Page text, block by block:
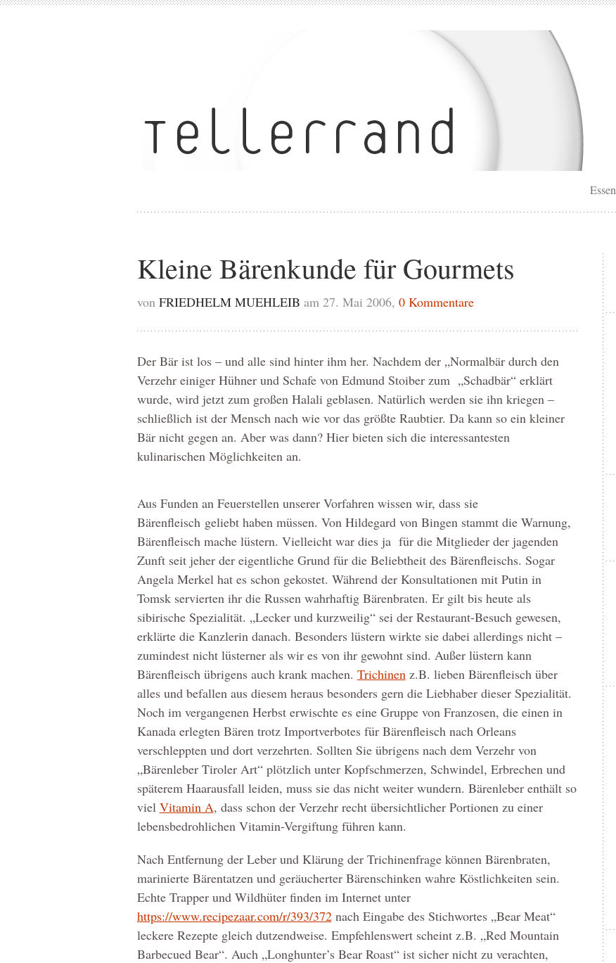
Essen
Kleine Bärenkunde für Gourmets
von FRIEDHELM MUEHLEIB am 27. Mai 2006, 0 Kommentare
Der Bär ist los – und alle sind hinter ihm her. Nachdem der „Normalbär durch den
Verzehr einiger Hühner und Schafe von Edmund Stoiber zum „Schadbär“ erklärt
wurde, wird jetzt zum großen Halali geblasen. Natürlich werden sie ihn kriegen –
schließlich ist der Mensch nach wie vor das größte Raubtier. Da kann so ein kleiner
Bär nicht gegen an. Aber was dann? Hier bieten sich die interessantesten
kulinarischen Möglichkeiten an.
Aus Funden an Feuerstellen unserer Vorfahren wissen wir, dass sie
Bärenfleisch geliebt haben müssen. Von Hildegard von Bingen stammt die Warnung,
Bärenfleisch mache lüstern. Vielleicht war dies ja für die Mitglieder der jagenden
Zunft seit jeher der eigentliche Grund für die Beliebtheit des Bärenfleischs. Sogar
Angela Merkel hat es schon gekostet. Während der Konsultationen mit Putin in
Tomsk servierten ihr die Russen wahrhaftig Bärenbraten. Er gilt bis heute als
sibirische Spezialität. „Lecker und kurzweilig“ sei der Restaurant-Besuch gewesen,
erklärte die Kanzlerin danach. Besonders lüstern wirkte sie dabei allerdings nicht –
zumindest nicht lüsterner als wir es von ihr gewohnt sind. Außer lüstern kann
Bärenfleisch übrigens auch krank machen. Trichinenz.B. lieben Bärenfleisch über
alles und befallen aus diesem heraus besonders gern die Liebhaber dieser Spezialität.
Noch im vergangenen Herbst erwischte es eine Gruppe von Franzosen, die einen in
Kanada erlegten Bären trotz Importverbotes für Bärenfleisch nach Orleans
verschleppten und dort verzehrten. Sollten Sie übrigens nach dem Verzehr von
„Bärenleber Tiroler Art“ plötzlich unter Kopfschmerzen, Schwindel, Erbrechen und
späterem Haarausfall leiden, muss sie das nicht weiter wundern. Bärenleber enthält so
viel Vitamin A, dass schon der Verzehr recht übersichtlicher Portionen zu einer
lebensbedrohlichen Vitamin-Vergiftung führen kann.
Nach Entfernung der Leber und Klärung der Trichinenfrage können Bärenbraten,
marinierte Bärentatzen und geräucherter Bärenschinken wahre Köstlichkeiten sein.
Echte Trapper und Wildhüter finden im Internet unter
https://www.recipezaar.com/r/393/372nach Eingabe des Stichwortes „Bear Meat“
leckere Rezepte gleich dutzendweise. Empfehlenswert scheint z.B. „Red Mountain
Barbecued Bear“. Auch „Longhunter’s Bear Roast“ ist sicher nicht zu verachten,